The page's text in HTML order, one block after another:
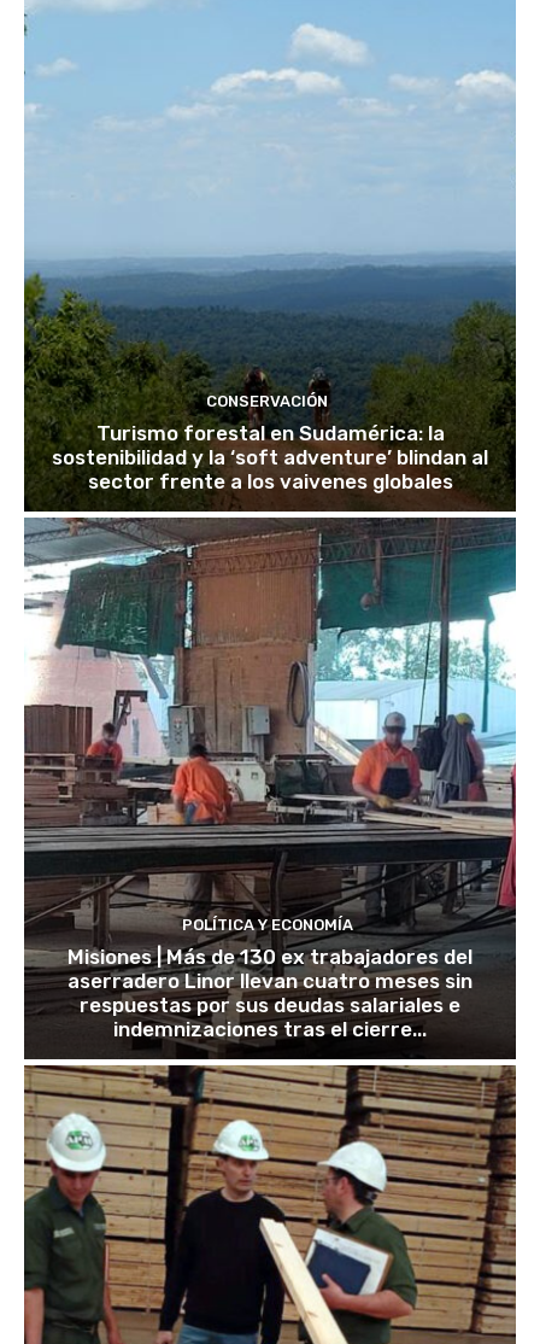
CONSERVACIÓN
Turismo forestal en Sudamérica: la
sostenibilidad y la ‘soft adventure’ blindan al
sector frente a los vaivenes globales
POLÍTICA Y ECONOMÍA
Misiones | Más de 130 ex trabajadores del
aserradero Linor llevan cuatro meses sin
respuestas por sus deudas salariales e
indemnizaciones tras el cierre...